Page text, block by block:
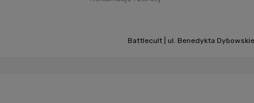
Battlecult | ul. Benedykta